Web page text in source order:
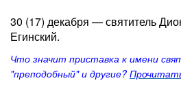
30 (17) декабря — святитель
Егинский.
Что значит приставка к имени
"преподобный" и другие?